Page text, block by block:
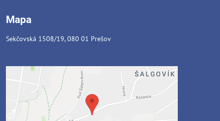
Mapa
Sekčovská 1508/19, 080 01 Prešov